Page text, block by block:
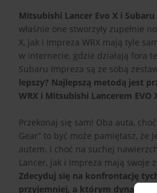
Mitsubishi Lancer Evo X i Subaru
właśnie one stworzyły zupełnie
X, jak i Impreza WRX mają tyle
w internecie, gdzie działają fora
Subaru Impreza są ze sobą
lepszy? Najlepszą metodą jest
WRX i Mitsubishi Lancerem EVO
Przekonaj się sam! Oba auta,
Gear” to być może pamiętasz, że
autem. I choć na suchej
Lancer, jak i Impreza mają swoje
Zdecyduj się na konfrontację
przyjemniej, a którym